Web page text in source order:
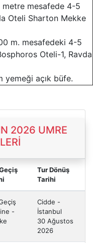
metre mesafede 4-5
Oteli Sharton Mekke
m. mesafedeki 4-5
Oteli-1, Ravda
yemeği açık büfe.
2026 UMRE
Tur Dönüş
Tarihi
-
Cidde -
İstanbul
30 Ağustos
2026